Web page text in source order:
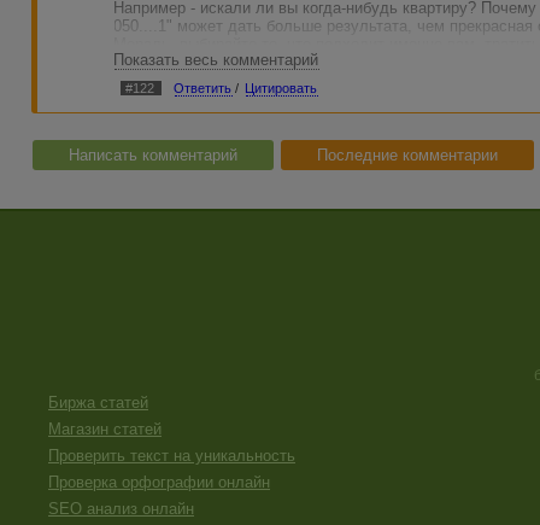
Например - искали ли вы когда-нибудь квартиру?
050....1" может дать больше результата, чем прекрасная
неблагодарное дело.
Показать весь комментарий
#122 Ответить / Цитировать
Написать комментарий Последние комментарии
Биржа статей
Магазин статей
Проверить текст на уникальность
Проверка орфографии онлайн
SEO анализ онлайн